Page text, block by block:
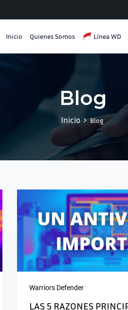
Inicio Quienes Somos Línea WD
Blog
Inicio Blog
Warriors Defender
LAS 5 RAZONES